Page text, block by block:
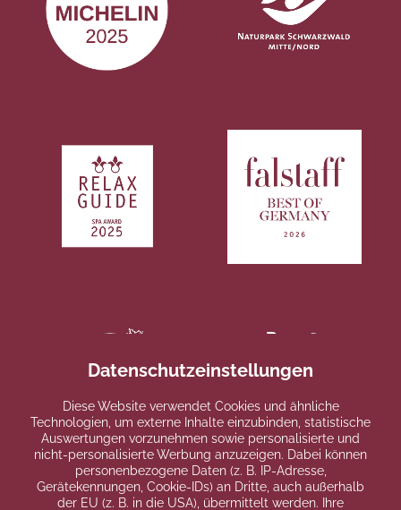
Datenschutzeinstellungen
Diese Website verwendet Cookies und ähnliche
Technologien, um externe Inhalte einzubinden, statistische
Auswertungen vorzunehmen sowie personalisierte und
nicht-personalisierte Werbung anzuzeigen. Dabei können
personenbezogene Daten (z. B. IP-Adresse,
Gerätekennungen, Cookie-IDs) an Dritte, auch außerhalb
der EU (z. B. in die USA), übermittelt werden. Ihre